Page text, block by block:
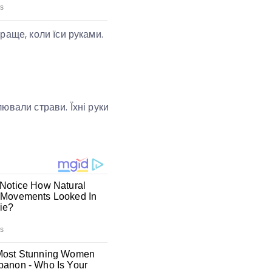
коли їси руками.
страви. Їхні руки